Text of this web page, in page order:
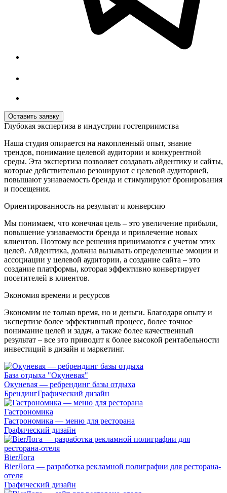
Глубокая экспертиза в индустрии гостеприимства
Наша студия опирается на накопленный опыт, знание
трендов, понимание целевой аудитории и конкурентной
среды. Эта экспертиза позволяет создавать айдентику и сайты,
которые действительно резонируют с целевой аудиторией,
повышают узнаваемость бренда и стимулируют бронирования
и посещения.
Ориентированность на результат и конверсию
Мы понимаем, что конечная цель – это увеличение прибыли,
повышение узнаваемости бренда и привлечение новых
клиентов. Поэтому все решения принимаются с учетом этих
целей. Айдентика, должна вызывать определенные эмоции и
ассоциации у целевой аудитории, а создание сайта – это
создание платформы, которая эффективно конвертирует
посетителей в клиентов.
Экономия времени и ресурсов
Экономим не только время, но и деньги. Благодаря опыту и
экспертизе более эффективный процесс, более точное
понимание целей и задач, а также более качественный
результат – все это приводит к более высокой рентабельности
инвестиций в дизайн и маркетинг.
База отдыха "Окуневая"
Окуневая — ребрендинг базы отдыха
БрендингГрафический дизайн
Гастрономика
Гастрономика — меню для ресторана
Графический дизайн
BierЛога
BierЛога — разработка рекламной полиграфии для ресторана-
отеля
Графический дизайн